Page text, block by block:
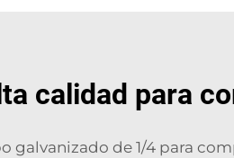
calidad para
de 1/4 para